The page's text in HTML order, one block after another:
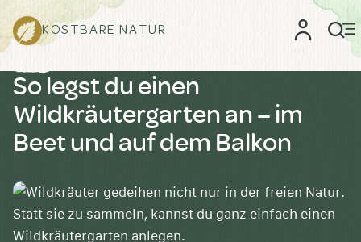
KOSTBARE NATUR
So legst du einen
Wildkräutergarten an – im
Beet und auf dem Balkon